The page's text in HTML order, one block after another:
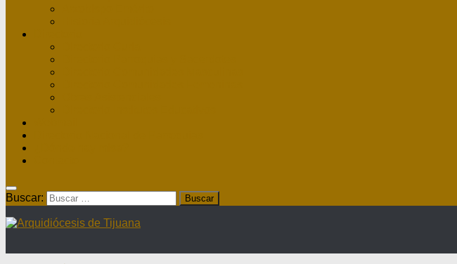
Buscar: